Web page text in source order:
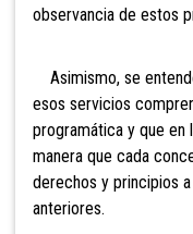
observancia de estos
Asimismo, se
esos servicios
programática y que en
manera que cada
derechos y principios
anteriores.